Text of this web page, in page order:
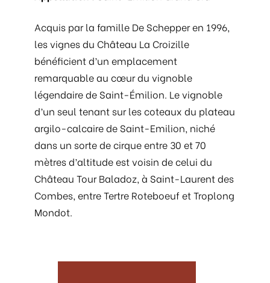
Acquis par la famille De Schepper en 1996,
les vignes du Château La Croizille
bénéficient d’un emplacement
remarquable au cœur du vignoble
légendaire de Saint-Émilion. Le vignoble
d’un seul tenant sur les coteaux du plateau
argilo-calcaire de Saint-Emilion, niché
dans un sorte de cirque entre 30 et 70
mètres d’altitude est voisin de celui du
Château Tour Baladoz, à Saint-Laurent des
Combes, entre Tertre Roteboeuf et Troplong
Mondot.